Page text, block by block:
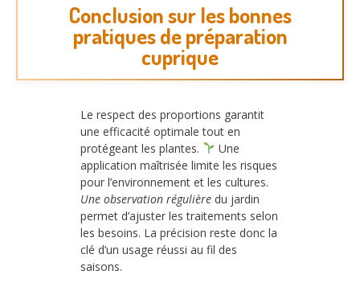
Conclusion sur les bonnes
pratiques de préparation
cuprique
Le respect des proportions garantit
une efficacité optimale tout en
protégeant les plantes.
Une
application maîtrisée limite les risques
pour l’environnement et les cultures.
Une observation régulière du jardin
permet d’ajuster les traitements selon
les besoins. La précision reste donc la
clé d’un usage réussi au fil des
saisons.